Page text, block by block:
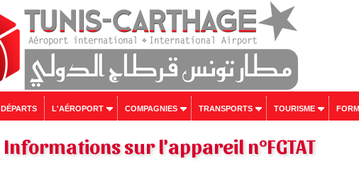
DÉPARTS L'AÉROPORT COMPAGNIES TRANSPORTS TOURISME
Informations sur l'appareil n°FGTAT